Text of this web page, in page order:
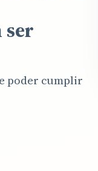
ser
poder cumplir